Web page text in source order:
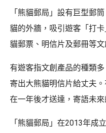
「熊貓郵局」設有巨型郵
貓的外牆，吸引遊客「打
貓郵票、明信片及郵冊等
有遊客指文創產品的種類
寄出大熊貓明信片給丈夫
在一年後才送達，寄語未來
「熊貓郵局」在2013年成